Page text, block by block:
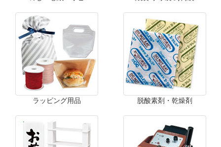
ラッピング用品 脱酸素剤・乾燥剤